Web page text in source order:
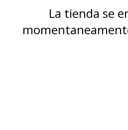
La tienda se